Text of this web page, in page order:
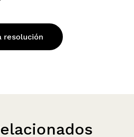
resolución